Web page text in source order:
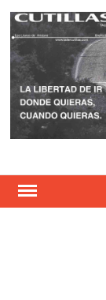
Saltar
contenido